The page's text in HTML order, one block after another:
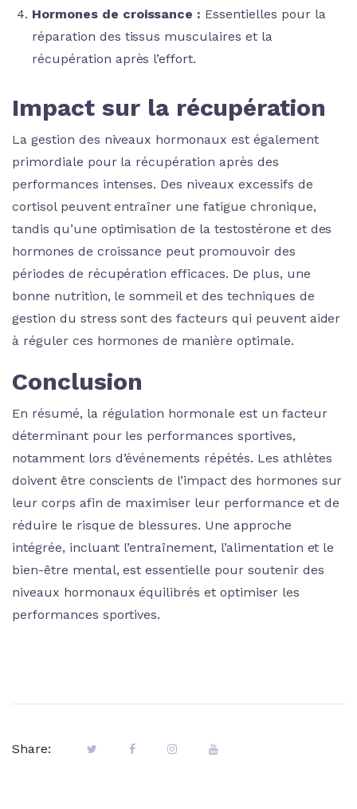
Hormones de croissance : Essentielles pour la
réparation des tissus musculaires et la
récupération après l’effort.
Impact sur la récupération
La gestion des niveaux hormonaux est également
primordiale pour la récupération après des
performances intenses. Des niveaux excessifs de
cortisol peuvent entraîner une fatigue chronique,
tandis qu’une optimisation de la testostérone et des
hormones de croissance peut promouvoir des
périodes de récupération efficaces. De plus, une
bonne nutrition, le sommeil et des techniques de
gestion du stress sont des facteurs qui peuvent aider
à réguler ces hormones de manière optimale.
Conclusion
En résumé, la régulation hormonale est un facteur
déterminant pour les performances sportives,
notamment lors d’événements répétés. Les athlètes
doivent être conscients de l’impact des hormones sur
leur corps afin de maximiser leur performance et de
réduire le risque de blessures. Une approche
intégrée, incluant l’entraînement, l’alimentation et le
bien-être mental, est essentielle pour soutenir des
niveaux hormonaux équilibrés et optimiser les
performances sportives.
Share: